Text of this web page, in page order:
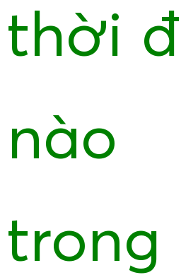
thời
nào
trong